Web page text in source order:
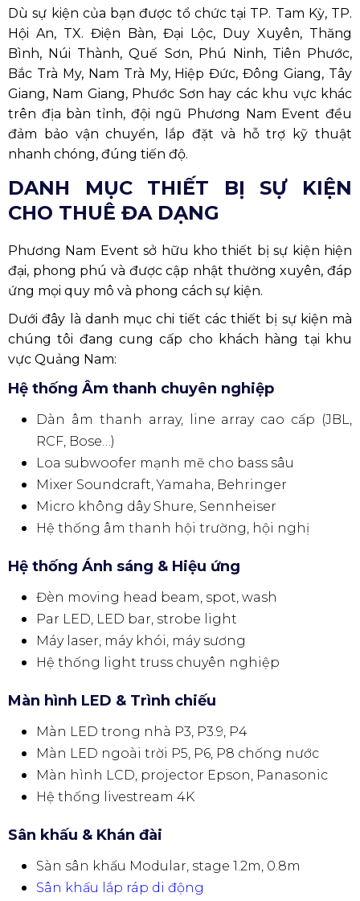
Dù sự kiện của bạn được tổ chức tại TP. Tam Kỳ, TP.
Hội An, TX. Điện Bàn, Đại Lộc, Duy Xuyên, Thăng
Bình, Núi Thành, Quế Sơn, Phú Ninh, Tiên Phước,
Bắc Trà My, Nam Trà My, Hiệp Đức, Đông Giang, Tây
Giang, Nam Giang, Phước Sơn hay các khu vực khác
trên địa bàn tỉnh, đội ngũ Phương Nam Event đều
đảm bảo vận chuyển, lắp đặt và hỗ trợ kỹ thuật
nhanh chóng, đúng tiến độ.
DANH MỤC THIẾT BỊ SỰ KIỆN
CHO THUÊ ĐA DẠNG
Phương Nam Event sở hữu kho thiết bị sự kiện hiện
đại, phong phú và được cập nhật thường xuyên, đáp
ứng mọi quy mô và phong cách sự kiện.
Dưới đây là danh mục chi tiết các thiết bị sự kiện mà
chúng tôi đang cung cấp cho khách hàng tại khu
vực Quảng Nam:
Hệ thống Âm thanh chuyên nghiệp
Dàn âm thanh array, line array cao cấp (JBL,
RCF, Bose…)
Loa subwoofer mạnh mẽ cho bass sâu
Mixer Soundcraft, Yamaha, Behringer
Micro không dây Shure, Sennheiser
Hệ thống âm thanh hội trường, hội nghị
Hệ thống Ánh sáng & Hiệu ứng
Đèn moving head beam, spot, wash
Par LED, LED bar, strobe light
Máy laser, máy khói, máy sương
Hệ thống light truss chuyên nghiệp
Màn hình LED & Trình chiếu
Màn LED trong nhà P3, P3.9, P4
Màn LED ngoài trời P5, P6, P8 chống nước
Màn hình LCD, projector Epson, Panasonic
Hệ thống livestream 4K
Sân khấu & Khán đài
Sàn sân khấu Modular, stage 1.2m, 0.8m
Sân khấu lắp ráp di động